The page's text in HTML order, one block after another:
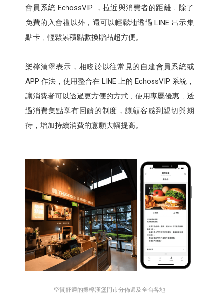
會員系統 EchossVIP ，拉近與消費者的距離，除了
免費的入會禮以外，還可以輕鬆地透過 LINE 出示集
點卡，輕鬆累積點數換贈品超方便。
樂檸漢堡表示，相較於以往常見的自建會員系統或
APP 作法，使用整合在 LINE 上的 EchossVIP 系統，
讓消費者可以透過更方便的方式，使用專屬優惠，透
過消費集點享有回饋的制度，讓顧客感到親切與期
待，增加持續消費的意願大幅提高。
空間舒適的樂檸漢堡門市分佈遍及全台各地